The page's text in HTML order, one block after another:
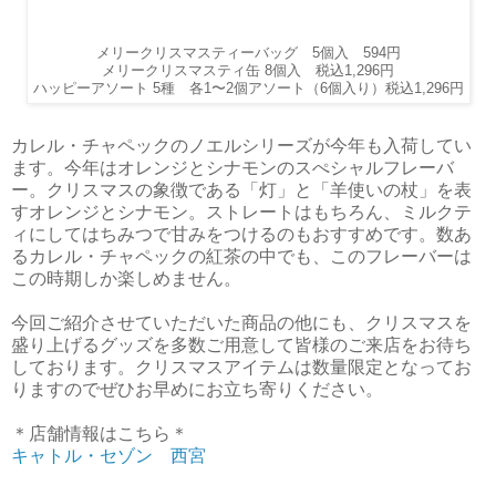
メリークリスマスティーバッグ 5個入 594円
メリークリスマスティ缶 8個入 税込1,296円
ハッピーアソート 5種 各1〜2個アソート（6個入り）税込1,296円
カレル・チャペックのノエルシリーズが今年も入荷してい
ます。今年はオレンジとシナモンのスぺシャルフレーバ
ー。クリスマスの象徴である「灯」と「羊使いの杖」を表
すオレンジとシナモン。ストレートはもちろん、ミルクテ
ィにしてはちみつで甘みをつけるのもおすすめです。数あ
るカレル・チャペックの紅茶の中でも、このフレーバーは
この時期しか楽しめません。
今回ご紹介させていただいた商品の他にも、クリスマスを
盛り上げるグッズを多数ご用意して皆様のご来店をお待ち
しております。クリスマスアイテムは数量限定となってお
りますのでぜひお早めにお立ち寄りください。
＊店舗情報はこちら＊
キャトル・セゾン 西宮